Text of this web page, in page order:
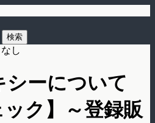
し
ーについて
ック】～登録販